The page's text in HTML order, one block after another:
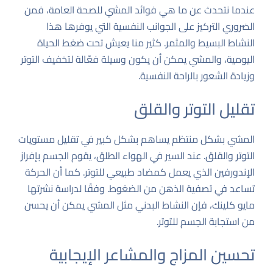
عندما نتحدث عن ما هي فوائد المشي للصحة العامة، فمن
الضروري التركيز على الجوانب النفسية التي يوفرها هذا
النشاط البسيط والمثمر. كثير منا يعيش تحت ضغط الحياة
اليومية، والمشي يمكن أن يكون وسيلة فعّالة لتخفيف التوتر
وزيادة الشعور بالراحة النفسية.
تقليل التوتر والقلق
المشي بشكل منتظم يساهم بشكل كبير في تقليل مستويات
التوتر والقلق. عند السير في الهواء الطلق، يقوم الجسم بإفراز
الإندورفين الذي يعمل كمضاد طبيعي للتوتر. كما أن الحركة
تساعد في تصفية الذهن من الضغوط. وفقًا لدراسة نشرتها
مايو كلينك، فإن النشاط البدني مثل المشي يمكن أن يحسن
من استجابة الجسم للتوتر.
تحسين المزاج والمشاعر الإيجابية